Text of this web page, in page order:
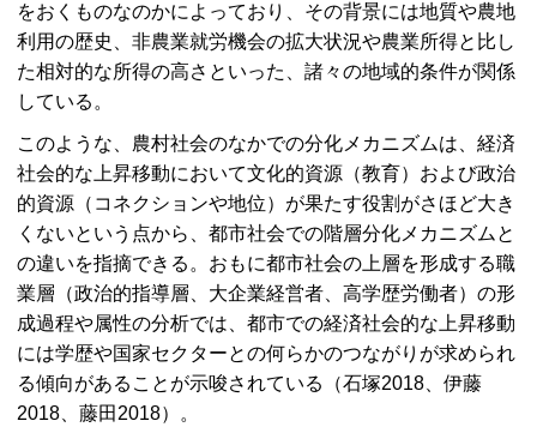
をおくものなのかによっており、その背景には地質や農地
利用の歴史、非農業就労機会の拡大状況や農業所得と比し
た相対的な所得の高さといった、諸々の地域的条件が関係
している。
このような、農村社会のなかでの分化メカニズムは、経済
社会的な上昇移動において文化的資源（教育）および政治
的資源（コネクションや地位）が果たす役割がさほど大き
くないという点から、都市社会での階層分化メカニズムと
の違いを指摘できる。おもに都市社会の上層を形成する職
業層（政治的指導層、大企業経営者、高学歴労働者）の形
成過程や属性の分析では、都市での経済社会的な上昇移動
には学歴や国家セクターとの何らかのつながりが求められ
る傾向があることが示唆されている（石塚2018、伊藤
2018、藤田2018）。